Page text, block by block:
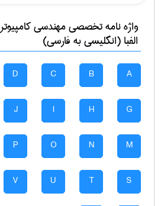
واژه نامه تخصصیمهندسی كامپيوتر
الفبا (انگلیسی به فارسی)
A
B
C
D
G
H
I
J
M
N
O
P
S
T
U
V